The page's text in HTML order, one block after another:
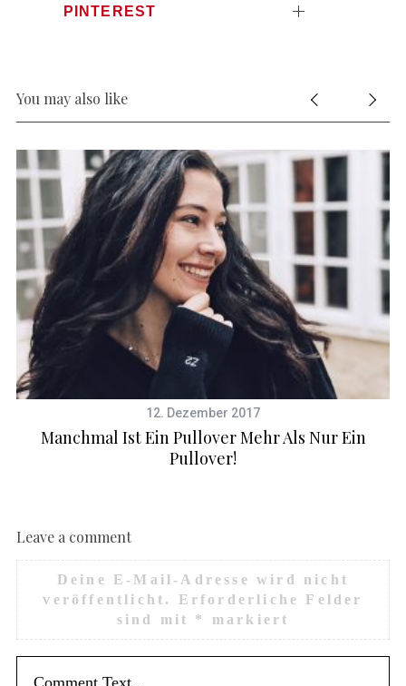
PINTEREST
You may also like
12. Dezember 2017
Manchmal Ist Ein Pullover Mehr Als Nur Ein
Pullover!
Leave a comment
Deine E-Mail-Adresse wird nicht
veröffentlicht.
Erforderliche Felder
sind mit * markiert